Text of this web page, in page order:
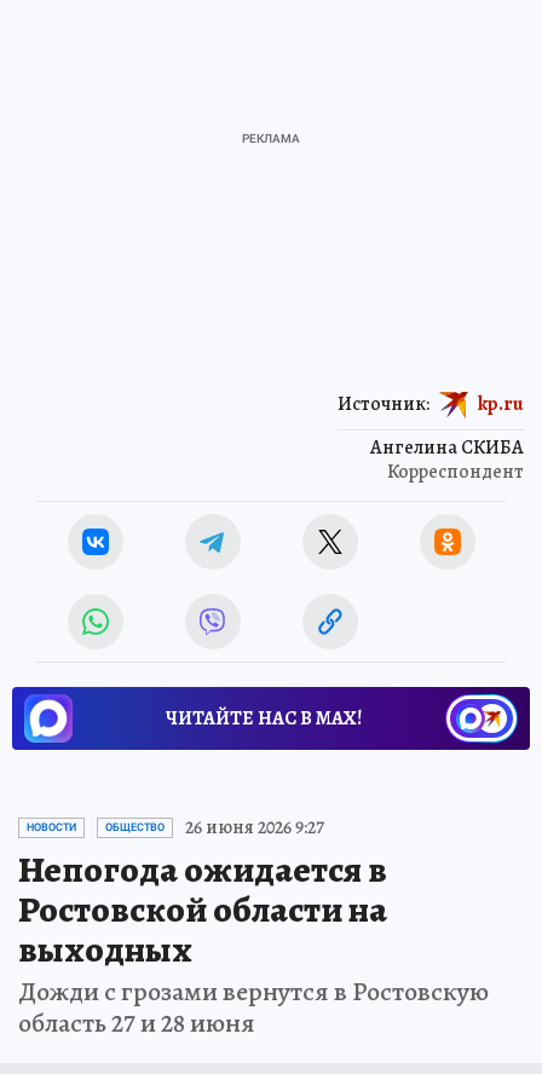
Ангелина СКИБА
Корреспондент
Источник: kp.ru
ЧИТАЙТЕ НАС В МАХ!
НОВОСТИ ОБЩЕСТВО 26 июня 2026 9:27
Непогода ожидается в
Ростовской области на
выходных
Дожди с грозами вернутся в Ростовскую
область 27 и 28 июня